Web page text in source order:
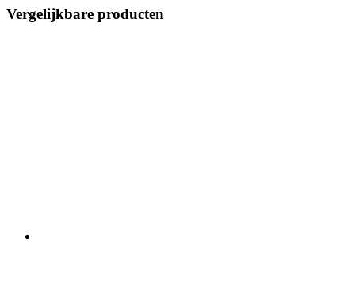
Vergelijkbare producten